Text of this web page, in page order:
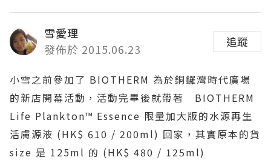
雪愛理
發佈於 2015.06.23
追蹤
小雪之前參加了 BIOTHERM 為於銅鑼灣時代廣場
的新店開幕活動，活動完畢後就帶著 BIOTHERM
Life Plankton™ Essence 限量加大版的水源再生
活膚源液 (HK$ 610 / 200ml) 回家，其實原本的貨
size 是 125ml 的 (HK$ 480 / 125ml)